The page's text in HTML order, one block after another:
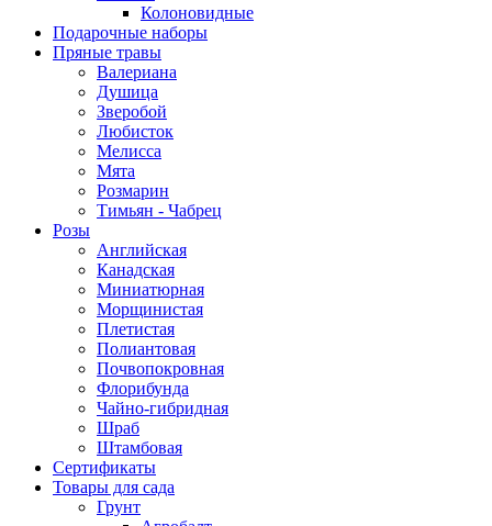
Колоновидные
Подарочные наборы
Пряные травы
Валериана
Душица
Зверобой
Любисток
Мелисса
Мята
Розмарин
Тимьян - Чабрец
Розы
Английская
Канадская
Миниатюрная
Морщинистая
Плетистая
Полиантовая
Почвопокровная
Флорибунда
Чайно-гибридная
Шраб
Штамбовая
Сертификаты
Товары для сада
Грунт